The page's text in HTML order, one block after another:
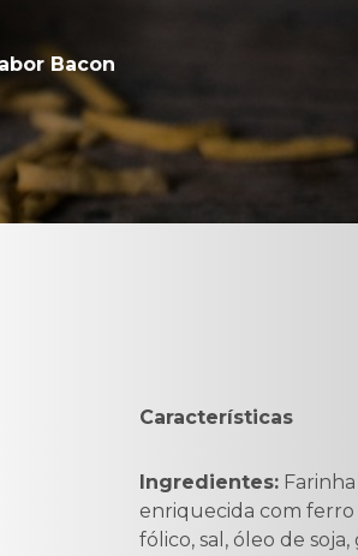
Bacon
Características
Ingredientes:
enriquecida com ferro
fólico, sal, óleo de